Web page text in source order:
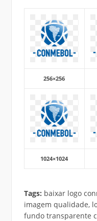
256×256
1024×1024
Tags: baixar logo
imagem qualidade,
fundo transparente